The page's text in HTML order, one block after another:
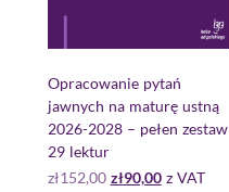
Opracowanie pytań
jawnych na maturę ustną
2026-2028 – pełen zestaw
29 lektur
zł152,00 zł90,00 z VAT